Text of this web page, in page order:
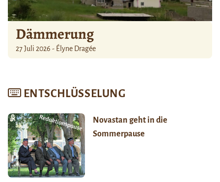
Dämmerung
27 Juli 2026 - Élyne Dragée
ENTSCHLÜSSELUNG
Novastan geht in die
Sommerpause